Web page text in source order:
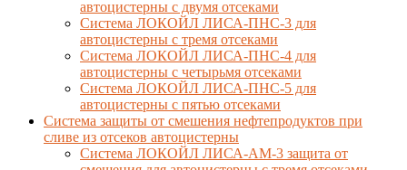
автоцистерны с двумя отсеками
Система ЛОКОЙЛ ЛИСА-ПНС-3 для
автоцистерны с тремя отсеками
Система ЛОКОЙЛ ЛИСА-ПНС-4 для
автоцистерны с четырьмя отсеками
Система ЛОКОЙЛ ЛИСА-ПНС-5 для
автоцистерны с пятью отсеками
Система защиты от смешения нефтепродуктов при
сливе из отсеков автоцистерны
Система ЛОКОЙЛ ЛИСА-AM-3 защита от